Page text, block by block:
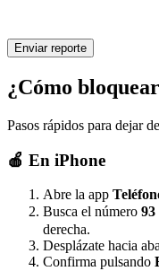
¿Cómo
Pasos rápidos para dejar
🍎 En iPhone
Abre la app
Busca el número 93
derecha.
Desplázate hacia
Confirma pulsando